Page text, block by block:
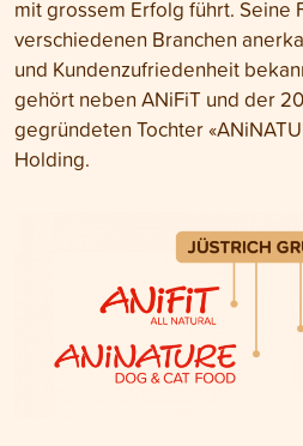
mit grossem Erfolg führt. Seine
verschiedenen Branchen
und Kundenzufriedenheit
gehört neben ANiFiT und der
gegründeten Tochter
Holding.